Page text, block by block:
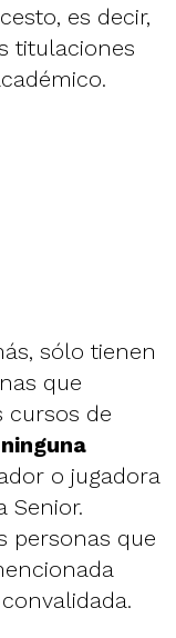
es decir,
titulaciones
sólo tienen
que
cursos de
ninguna
o jugadora
Senior.
personas que